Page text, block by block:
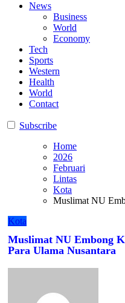
Membangun Bangsa Berpikir
News
Business
World
Economy
Tech
Sports
Western
Health
World
Contact
Subscribe
Home
2026
Februari
Lintas
Kota
Muslimat NU
Kota
Muslimat NU Embong
Para Ulama Nusantara